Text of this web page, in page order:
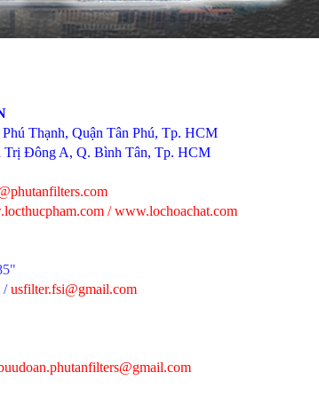
Thạnh, Quận Tân Phú, Tp. HCM
Trị Đông A, Q. Bình Tân, Tp. HCM
/www.lochoachat.com
/usfilter.fsi@gmail.com
uudoan.phutanfilters@gmail.com